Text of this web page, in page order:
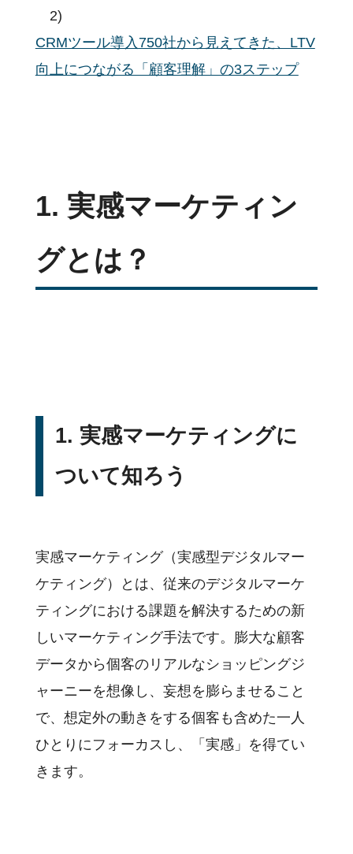
企業様活用事例
お役立ち資料
2)
CRMツール導入750社から見えてきた、LTV
向上につながる「顧客理解」の3ステップ
1. 実感マーケティン
グとは？
1. 実感マーケティングに
ついて知ろう
実感マーケティング（実感型デジタルマー
ケティング）とは、従来のデジタルマーケ
ティングにおける課題を解決するための新
しいマーケティング手法です。膨大な顧客
データから個客のリアルなショッピングジ
ャーニーを想像し、妄想を膨らませること
で、想定外の動きをする個客も含めた一人
ひとりにフォーカスし、「実感」を得てい
きます。